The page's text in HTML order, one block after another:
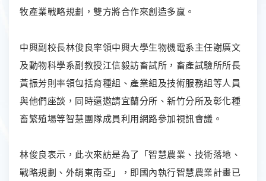
牧產業戰略規劃，雙方將合作來創造多贏。
中興副校長林俊良率領中興大學生物機電系主任謝廣文
及動物科學系副教授江信毅訪畜試所，畜產試驗所所長
黃振芳則率領包括育種組、產業組及技術服務組等人員
與他們座談，同時還邀請宜蘭分所、新竹分所及彰化種
畜繁殖場等智慧團隊成員利用網路參加視訊會議。
林俊良表示，此次來訪是為了「智慧農業、技術落地、
戰略規劃、外銷東南亞」，即國內執行智慧農業計畫已